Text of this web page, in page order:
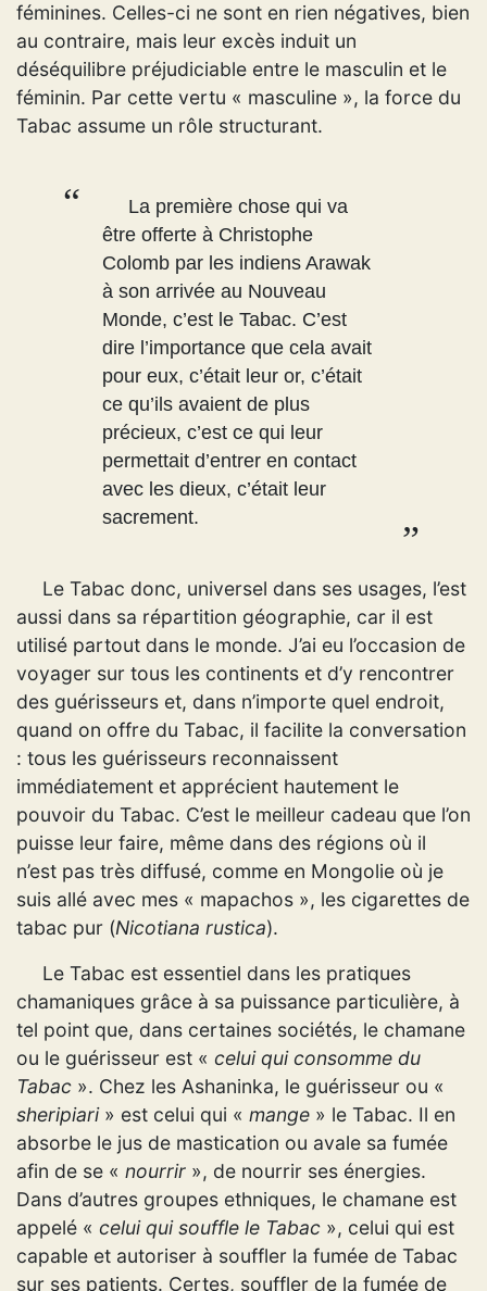
féminines. Celles-ci ne sont en rien négatives, bien
au contraire, mais leur excès induit un
déséquilibre préjudiciable entre le masculin et le
féminin. Par cette vertu « masculine », la force du
Tabac assume un rôle structurant.
La première chose qui va
être offerte à Christophe
Colomb par les indiens Arawak
à son arrivée au Nouveau
Monde, c’est le Tabac. C’est
dire l’importance que cela avait
pour eux, c’était leur or, c’était
ce qu’ils avaient de plus
précieux, c’est ce qui leur
permettait d’entrer en contact
avec les dieux, c’était leur
sacrement.
Le Tabac donc, universel dans ses usages, l’est
aussi dans sa répartition géographie, car il est
utilisé partout dans le monde. J’ai eu l’occasion de
voyager sur tous les continents et d’y rencontrer
des guérisseurs et, dans n’importe quel endroit,
quand on offre du Tabac, il facilite la conversation
: tous les guérisseurs reconnaissent
immédiatement et apprécient hautement le
pouvoir du Tabac. C’est le meilleur cadeau que l’on
puisse leur faire, même dans des régions où il
n’est pas très diffusé, comme en Mongolie où je
suis allé avec mes « mapachos », les cigarettes de
tabac pur (Nicotiana rustica).
Le Tabac est essentiel dans les pratiques
chamaniques grâce à sa puissance particulière, à
tel point que, dans certaines sociétés, le chamane
ou le guérisseur est « celui qui consomme du
Tabac ». Chez les Ashaninka, le guérisseur ou «
sheripiari» est celui qui « mange » le Tabac. Il en
absorbe le jus de mastication ou avale sa fumée
afin de se « nourrir », de nourrir ses énergies.
Dans d’autres groupes ethniques, le chamane est
appelé « celui qui souffle le Tabac », celui qui est
capable et autoriser à souffler la fumée de Tabac
sur ses patients. Certes, souffler de la fumée de